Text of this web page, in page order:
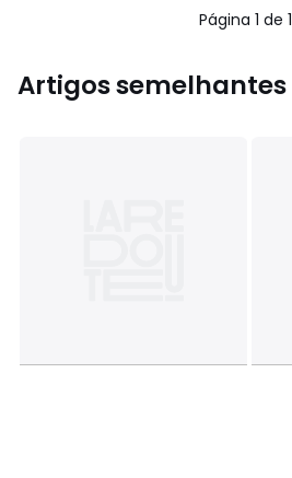
Página 1 de 1
Artigos semelhantes